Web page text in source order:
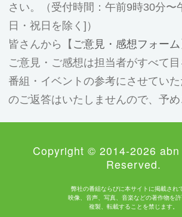
さい。（受付時間：午前9時30分〜
日・祝日を除く]）
皆さんから【 ご意見・感想フォーム
ご意見・ご感想は担当者がすべて
番組・イベントの参考にさせていた
のご返答はいたしませんので、予め
Copyright © 2014-2026
Reserved.
弊社の番組ならびに本サイトに掲載され
映像、音声、写真、音楽などの著作物を許
複製、転載することを禁じます。